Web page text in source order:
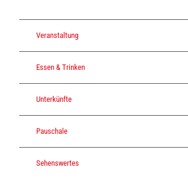
Veranstaltung
Essen & Trinken
Unterkünfte
Pauschale
Sehenswertes